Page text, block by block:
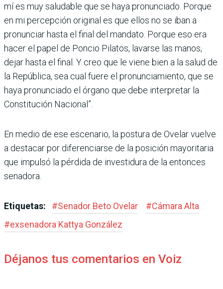
mí es muy saludable que se haya pronunciado. Porque
en mi percepción original es que ellos no se iban a
pronunciar hasta el final del mandato. Porque eso era
hacer el papel de Poncio Pilatos, lavarse las manos,
dejar hasta el final. Y creo que le viene bien a la salud de
la República, sea cual fuere el pronunciamiento, que se
haya pronunciado el órgano que debe interpretar la
Constitución Nacional”.
En medio de ese escenario, la postura de Ovelar vuelve
a destacar por diferenciarse de la posición mayoritaria
que impulsó la pérdida de investi­dura de la entonces
senadora.
Etiquetas: #Senador Beto Ovelar #Cámara Alta
#exsenadora Kattya Gon­zález
Déjanos tus comentarios en Voiz